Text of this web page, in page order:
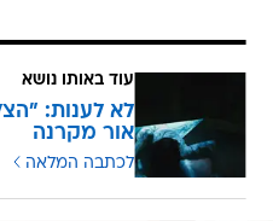
עוד באותו נושא
אור מקרנה
לכתבה המלאה